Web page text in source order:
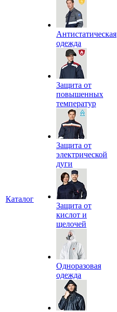
Каталог
Антистатическая
одежда
Защита от
повышенных
температур
Защита от
электрической
дуги
Защита от
кислот и
щелочей
Одноразовая
одежда